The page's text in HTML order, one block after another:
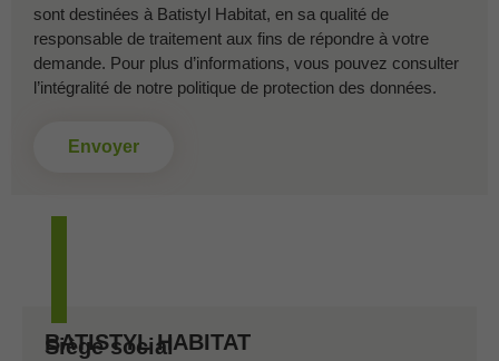
sont destinées à Batistyl Habitat, en sa qualité de
responsable de traitement aux fins de répondre à votre
demande. Pour plus d’informations, vous pouvez consulter
l’intégralité de notre politique de protection des données.
Envoyer
BATISTYL HABITAT
Siège social